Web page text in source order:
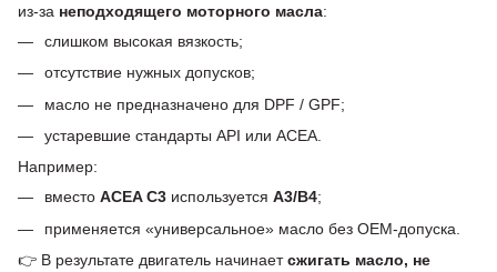
из-за неподходящего моторного масла:
слишком высокая вязкость;
отсутствие нужных допусков;
масло не предназначено для DPF / GPF;
устаревшие стандарты API или ACEA.
Например:
вместо ACEA C3 используется A3/B4;
применяется «универсальное» масло без OEM-допуска.
👉 В результате двигатель начинаетсжигать масло, не